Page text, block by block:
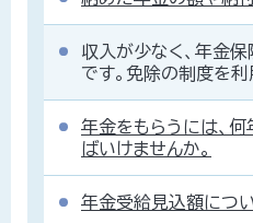
収入が少なく、年金
です。免除の制度を利
年金をもらうには、
ばいけませんか。
年金受給見込額につ